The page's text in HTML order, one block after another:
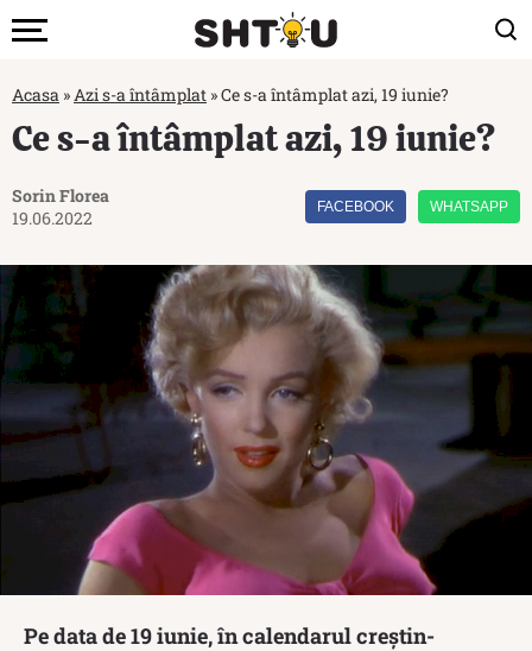
Acasa »Azi s-a întâmplat »Ce s-a întâmplat azi, 19 iunie?
Ce s-a întâmplat azi, 19 iunie?
Sorin Florea
19.06.2022
FACEBOOK WHATSAPP
Pe data de 19 iunie, în calendarul creștin-